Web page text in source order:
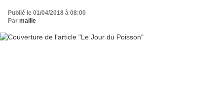
Publié le 01/04/2018 à 08:00
Par malile